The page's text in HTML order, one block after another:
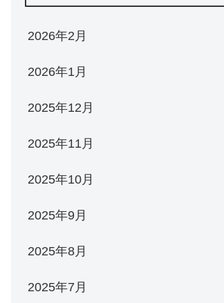
2026年2月
2026年1月
2025年12月
2025年11月
2025年10月
2025年9月
2025年8月
2025年7月